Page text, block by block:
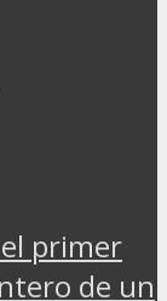
primer
de un